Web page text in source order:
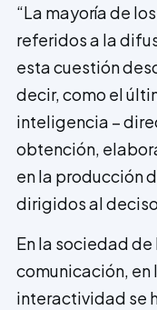
“La mayoría de
referidos a la
esta cuestión
decir, como el
inteligencia –
obtención,
en la producción
dirigidos al
En la sociedad
comunicación, en
interactividad se